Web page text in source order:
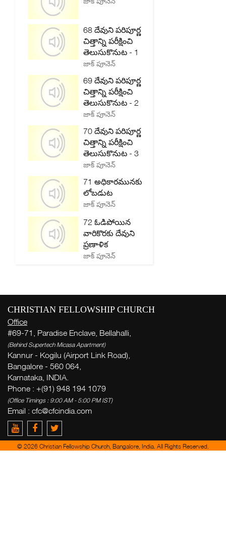
68 దేవుని పరిపూర్ణ
చిత్తాన్ని పరీక్షించి
తెలుసుకొనుట - 1
జాక్ పూనెన్
69 దేవుని పరిపూర్ణ
చిత్తాన్ని పరీక్షించి
తెలుసుకొనుట - 2
జాక్ పూనెన్
70 దేవుని పరిపూర్ణ
చిత్తాన్ని పరీక్షించి
తెలుసుకొనుట - 3
జాక్ పూనెన్
71 అధికారమునకు
లోబడుట
జాక్ పూనెన్
72 ఓడిపోయిన
వారికొరకు దేవుని
ప్రణాళిక
జాక్ పూనెన్
CHRISTIAN FELLOWSHIP CHURCH
Office
#69-71, Paradise Enclave, Bellahalli,
(Behind Supertech Micasa Apartment)
Kannur - Kogilu (Airport Link Road),
Bangalore - 560 064,
Karnataka, INDIA.
Phone : +(91) 948 194 1079
(Office Timings : 9:00 AM - 5:00 PM IST)
Email : cfc@cfcindia.com
© 2026 Christian Fellowship Church, Bangalore, India. All Rights Reserved.